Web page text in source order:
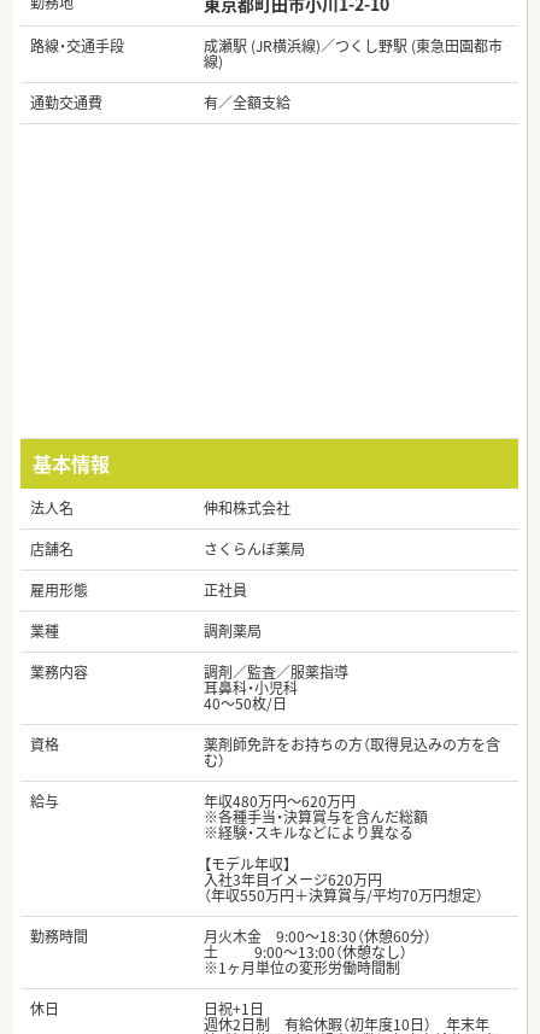
路線・交通手段 成瀬駅 (JR横浜線)／つくし野駅 (東急田園都市
線)
通勤交通費
有／全額支給
基本情報
法人名
伸和株式会社
店舗名
さくらんぼ薬局
雇用形態
正社員
業種
調剤薬局
業務内容
調剤／監査／服薬指導
耳鼻科・小児科
40～50枚/日
資格
薬剤師免許をお持ちの方（取得見込みの方を含
む）
給与
年収480万円～620万円
※各種手当・決算賞与を含んだ総額
※経験・スキルなどにより異なる
【モデル年収】
入社3年目イメージ620万円
（年収550万円＋決算賞与/平均70万円想定）
勤務時間
月火木金 9:00～18:30（休憩60分）
土 9:00～13:00（休憩なし）
※1ヶ月単位の変形労働時間制
休日
日祝+1日
週休2日制 有給休暇（初年度10日） 年末年